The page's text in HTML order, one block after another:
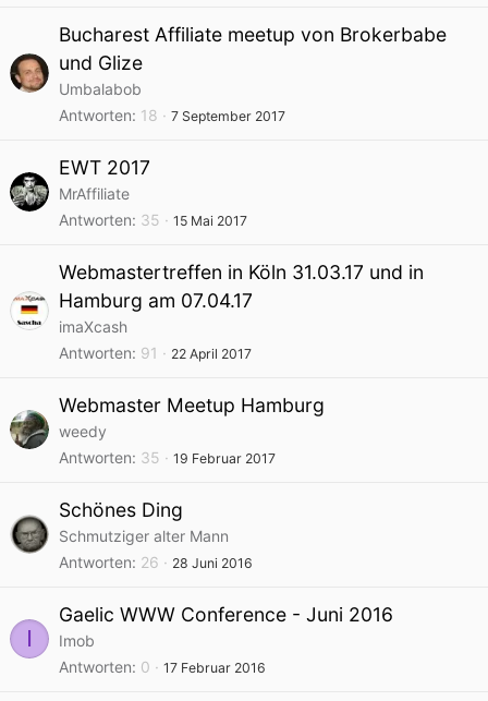
Bucharest Affiliate meetup von Brokerbabe
und Glize
Umbalabob
Antworten 18 7 September 2017
EWT 2017
MrAffiliate
Antworten 35 15 Mai 2017
Webmastertreffen in Köln 31.03.17 und in
Hamburg am 07.04.17
imaXcash
Antworten 91 22 April 2017
Webmaster Meetup Hamburg
weedy
Antworten 35 19 Februar 2017
Schönes Ding
Schmutziger alter Mann
Antworten 26 28 Juni 2016
I
Gaelic WWW Conference - Juni 2016
Imob
Antworten 0 17 Februar 2016